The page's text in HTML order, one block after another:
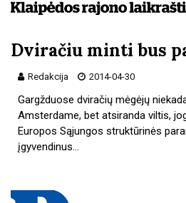
Dviračiu minti bus
Redakcija 2014-04-30
Gargžduose dviračių mėgėjų
Amsterdame, bet atsiranda viltis,
Europos Sąjungos struktūrinės
įgyvendinus…